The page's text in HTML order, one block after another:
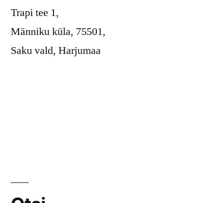
Trapi tee 1,
Männiku küla, 75501,
Saku vald, Harjumaa